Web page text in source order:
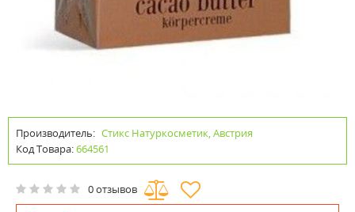
Производитель: Стикс Натуркосметик, Австрия
Код Товара:664561
0 отзывов